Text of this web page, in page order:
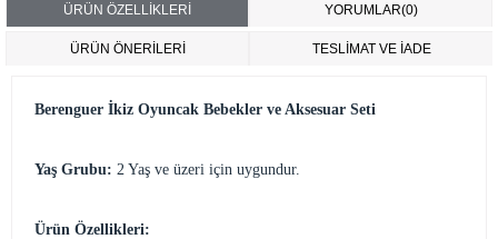
ÜRÜN ÖZELLIKLERI YORUMLAR(0)
ÜRÜN ÖNERILERI TESLİMAT VE İADE
Berenguer İkiz Oyuncak Bebekler ve Aksesuar Seti
Yaş Grubu: 2 Yaş ve üzeri için uygundur.
Ürün Özellikleri: